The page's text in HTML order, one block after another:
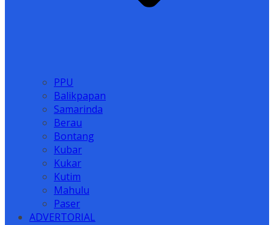
PPU
Balikpapan
Samarinda
Berau
Bontang
Kubar
Kukar
Kutim
Mahulu
Paser
ADVERTORIAL